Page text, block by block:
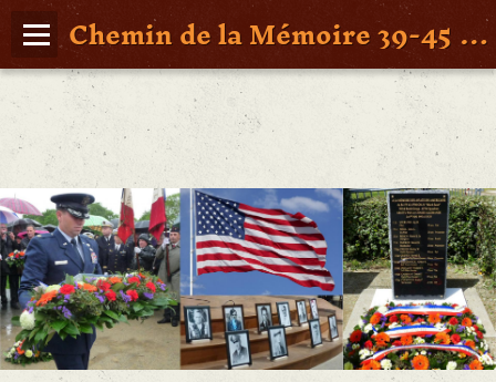
Chemin de la Mémoire 39-45 en Pays de Retz
Page d'accueil
Agenda
Album Photos
Vidéos
Poche St Nazaire
Contact
FAITS DE GUERRE